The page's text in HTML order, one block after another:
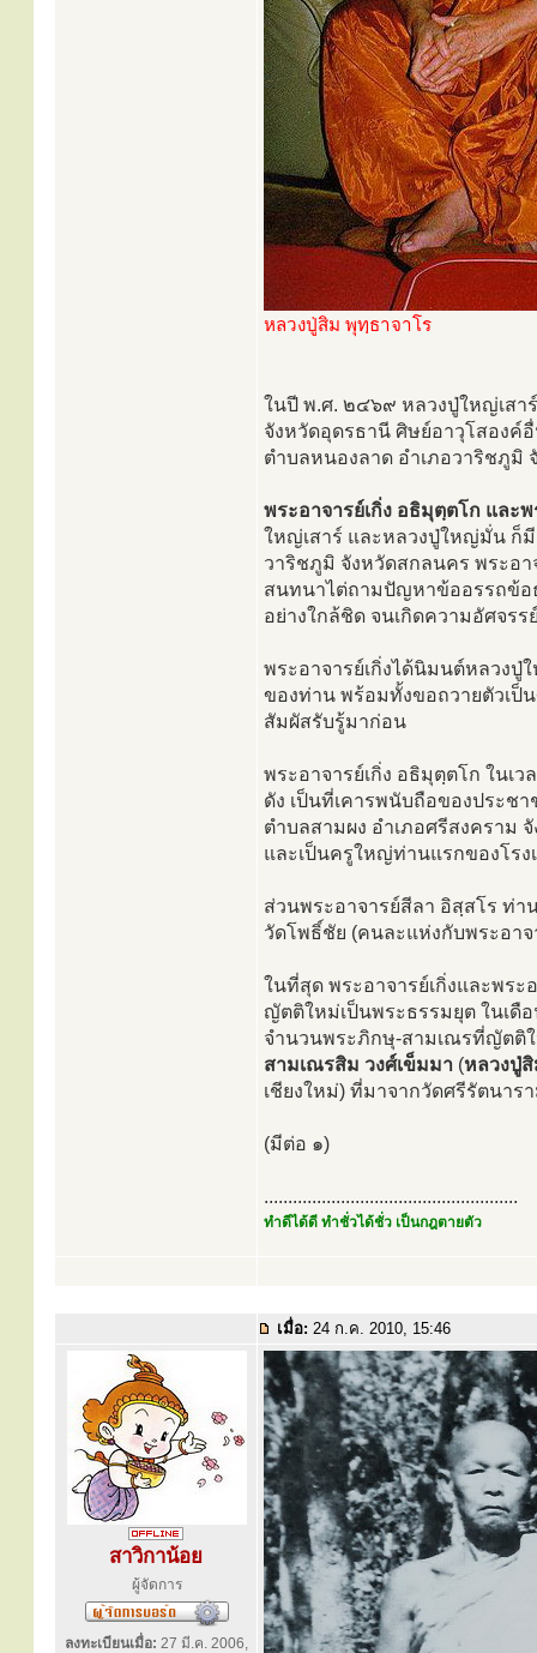
หลวงปู่สิม พุทฺธาจาโร
ในปี พ.ศ. ๒๔๖๙ หลวงปู่ใหญ่เสา
จังหวัดอุดรธานี ศิษย์อาวุโสองค์
ตำบลหนองลาด อำเภอวาริชภูมิ
พระอาจารย์เกิ่ง อธิมุตฺตโก และ
ใหญ่เสาร์ และหลวงปู่ใหญ่มั่น ก็
วาริชภูมิ จังหวัดสกลนคร พระอา
สนทนาไต่ถามปัญหาข้ออรรถข้อ
อย่างใกล้ชิด จนเกิดความอัศจร
พระอาจารย์เกิ่งได้นิมนต์หลวง
ของท่าน พร้อมทั้งขอถวายตัวเป็
สัมผัสรับรู้มาก่อน
พระอาจารย์เกิ่ง อธิมุตฺตโก ในเ
ดัง เป็นที่เคารพนับถือของประช
ตำบลสามผง อำเภอศรีสงคราม
และเป็นครูใหญ่ท่านแรกของโร
ส่วนพระอาจารย์สีลา อิสฺสโร ท่
วัดโพธิ์ชัย (คนละแห่งกับพระอา
ในที่สุด พระอาจารย์เกิ่งและพร
ญัตติใหม่เป็นพระธรรมยุต ในเ
จำนวนพระภิกษุ-สามเณรที่ญัตติ
สามเณรสิม วงศ์เข็มมา (หลวงปู่
เชียงใหม่) ที่มาจากวัดศรีรัตนา
(มีต่อ ๑)
.....................................................
ทำดีได้ดี ทำชั่วได้ชั่ว เป็นกฎตายตัว
เมื่อ: 24 ก.ค. 2010, 15:46
สาวิกาน้อย
ผู้จัดการ
ลงทะเบียนเมื่อ: 27 มี.ค. 2006,